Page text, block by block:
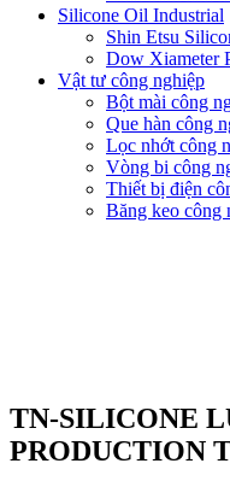
Silicone Oil Industrial
Shin Etsu
Dow Xiameter
Vật tư công nghiệp
Bột mài công
Que hàn công
Lọc nhớt công
Vòng bi công
Thiết bị điện
Băng keo công
TN-SILICONE
PRODUCTION